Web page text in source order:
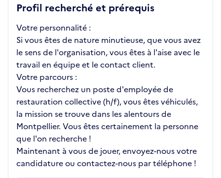
Profil recherché et prérequis
Votre personnalité :
Si vous êtes de nature minutieuse, que vous avez
le sens de l'organisation, vous êtes à l'aise avec le
travail en équipe et le contact client.
Votre parcours :
Vous recherchez un poste d'employée de
restauration collective (h/f), vous êtes véhiculés,
la mission se trouve dans les alentours de
Montpellier. Vous êtes certainement la personne
que l'on recherche !
Maintenant à vous de jouer, envoyez-nous votre
candidature ou contactez-nous par téléphone !